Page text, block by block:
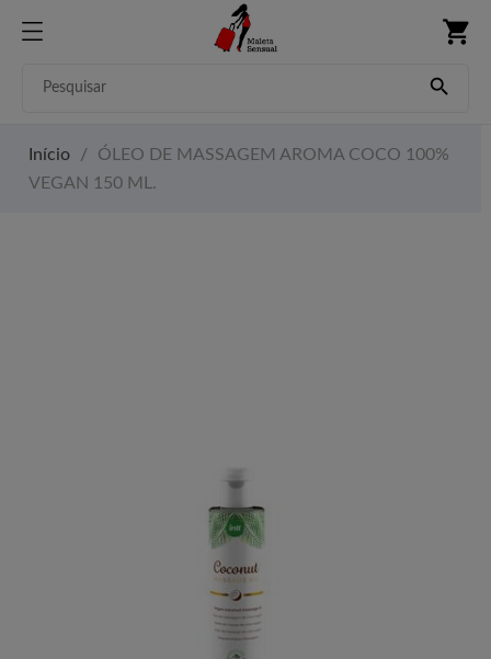
shopping_cart

Início
ÓLEO DE MASSAGEM AROMA COCO 100%
VEGAN 150 ML.